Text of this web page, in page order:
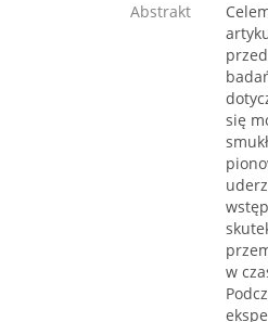
Abstrakt
się
w